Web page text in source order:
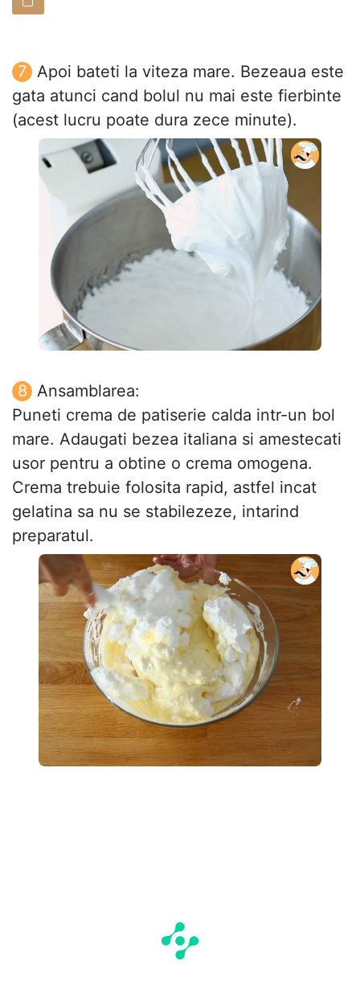
Apoi bateti la viteza mare. Bezeaua este
gata atunci cand bolul nu mai este fierbinte
(acest lucru poate dura zece minute).
Ansamblarea:
Puneti crema de patiserie calda intr-un bol
mare. Adaugati bezea italiana si amestecati
usor pentru a obtine o crema omogena.
Crema trebuie folosita rapid, astfel incat
gelatina sa nu se stabilezeze, intarind
preparatul.